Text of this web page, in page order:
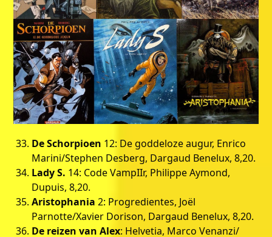
De Schorpioen 12: De goddeloze augur, Enrico
Marini/Stephen Desberg, Dargaud Benelux, 8,20.
Lady S. 14: Code VampIIr, Philippe Aymond,
Dupuis, 8,20.
Aristophania 2: Progredientes, Joël
Parnotte/Xavier Dorison, Dargaud Benelux, 8,20.
De reizen van Alex: Helvetia, Marco Venanzi/